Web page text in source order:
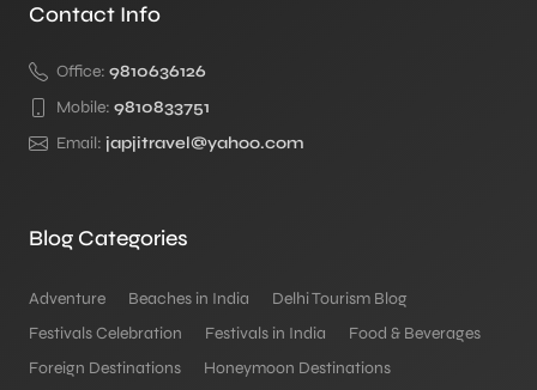
Contact Info
Office: 9810636126
Mobile: 9810833751
Email: japjitravel@yahoo.com
Blog Categories
Adventure Beaches in India
Delhi Tourism Blog
Festivals Celebration
Festivals in India
Food & Beverages
Foreign Destinations
Honeymoon Destinations